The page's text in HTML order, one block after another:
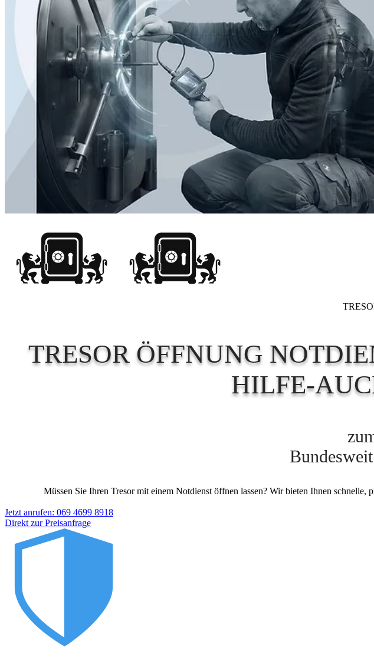
TRESOR ÖFFNUNG
HILFE-
Müssen Sie Ihren Tresor mit einem Notdienst öffnen lassen? Wir bieten Ihnen
Jetzt anrufen: 069 4699 8918
Direkt zur Preisanfrage